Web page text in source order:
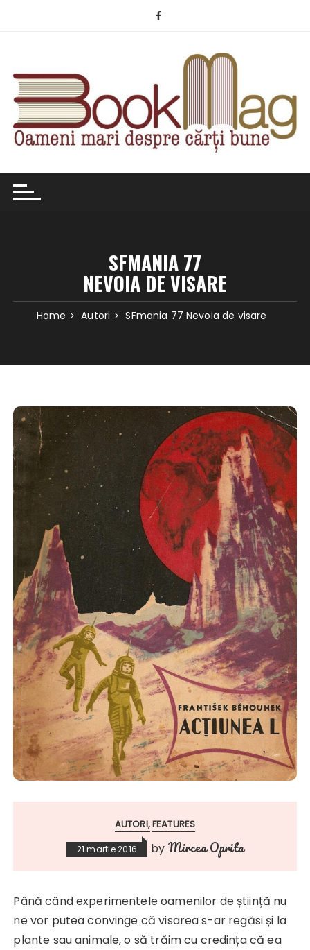
SFMANIA 77
NEVOIA DE VISARE
Home Autori SFmania 77 Nevoia de visare
AUTORI FEATURES
21 martie 2016 by Mircea Oprita
Până când experimentele oamenilor de știință nu
ne vor putea convinge că visarea s-ar regăsi și la
plante sau animale, o să trăim cu credința că ea